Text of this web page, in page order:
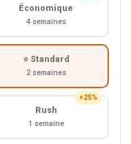
Économique
4 semaines
⭐ Standard
2 semaines
+25%
Rush
1 semaine